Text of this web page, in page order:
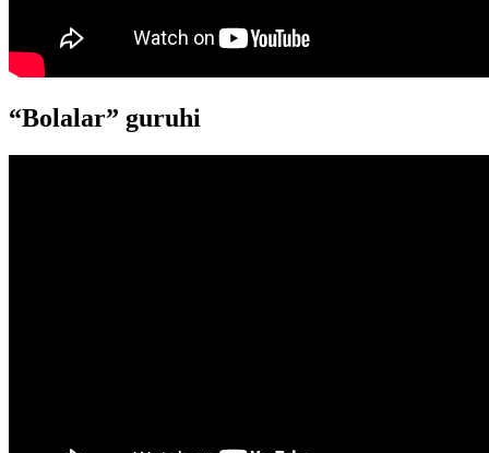
“Bolalar” guruhi